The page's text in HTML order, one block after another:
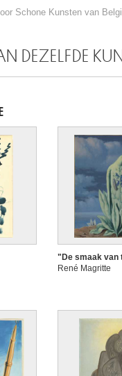
Schone Kunsten van
DEZELFDE
"De smaak van
René Magritte